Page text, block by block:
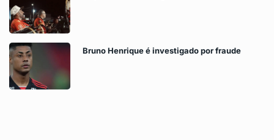
Bruno Henrique é investigado por fraude